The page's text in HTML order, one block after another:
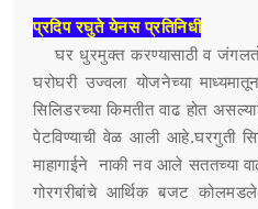
SUB MENU 3
PARENTAL MENU
PARENTAL MENU
SUB MENU 4
संपर्क
प्रदिप रघुते येनस प्रतिनिधी
घर धुरमुक्त करण्यासाठी व
घरोघरी उज्वला योजनेच्या
सिलिडरच्या किमतीत वाढ होत
पेटविण्याची वेळ आली आहे.घरगुती
माहागाईने नाकी नव आले सततच्या
गोरगरीबांचे आर्थिक बजट कोलमडले